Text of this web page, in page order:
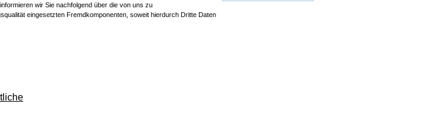
wir Sie nachfolgend über die von uns zu
eingesetzten Fremdkomponenten, soweit hierdurch Dritte Daten